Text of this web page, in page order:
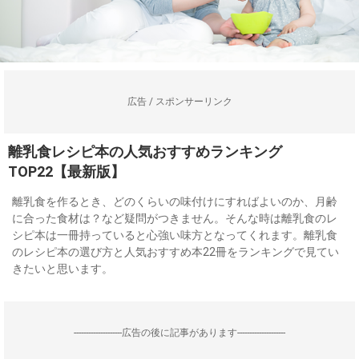
広告 / スポンサーリンク
離乳食レシピ本の人気おすすめランキング
TOP22【最新版】
離乳食を作るとき、どのくらいの味付けにすればよいのか、月齢
に合った食材は？など疑問がつきません。そんな時は離乳食のレ
シピ本は一冊持っていると心強い味方となってくれます。離乳食
のレシピ本の選び方と人気おすすめ本22冊をランキングで見てい
きたいと思います。
--------------------広告の後に記事があります--------------------